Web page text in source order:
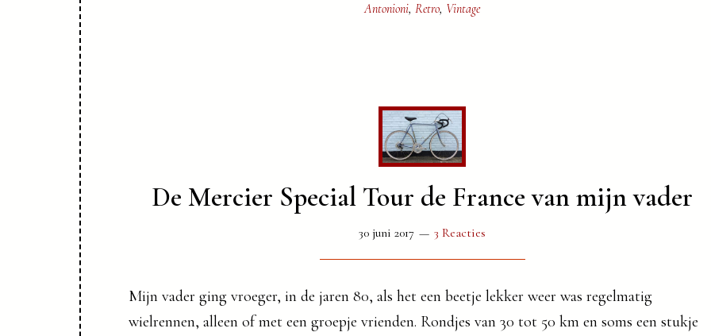
Antonioni, Retro, Vintage
De Mercier Special Tour de France van mijn vader
30 juni 2017 3 Reacties
Mijn vader ging vroeger, in de jaren 80, als het een beetje lekker weer was regelmatig
wielrennen, alleen of met een groepje vrienden. Rondjes van 30 tot 50 km en soms een stukje